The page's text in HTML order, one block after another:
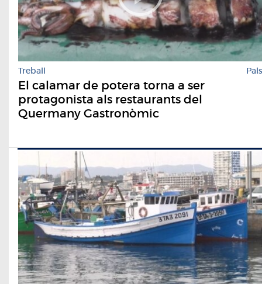
Treball Pals
El calamar de potera torna a ser
protagonista als restaurants del
Quermany Gastronòmic